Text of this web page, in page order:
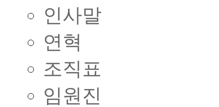
인사말
연혁
조직표
임원진